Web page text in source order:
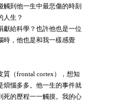
到他一生中最悲傷的時刻
人生？
給科學？也許他也是一位
時，他也是和我一樣感覺
（frontal cortex），想知
煩惱多多。他一生的事件就
死的歷程一一觸摸。我的心